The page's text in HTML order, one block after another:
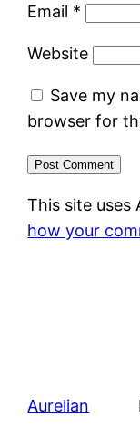
Email *
Website
Save my
browser for
This site uses
how your
Aurelian